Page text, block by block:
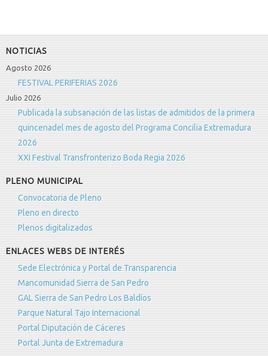
NOTICIAS
Agosto 2026
FESTIVAL PERIFERIAS 2026
Julio 2026
Publicada la subsanación de las listas de admitidos de la primera
quincenadel mes de agosto del Programa Concilia Extremadura
2026
XXI Festival Transfronterizo Boda Regia 2026
PLENO MUNICIPAL
Convocatoria de Pleno
Pleno en directo
Plenos digitalizados
ENLACES WEBS DE INTERÉS
Sede Electrónica y Portal de Transparencia
Mancomunidad Sierra de San Pedro
GAL Sierra de San Pedro Los Baldíos
Parque Natural Tajo Internacional
Portal Diputación de Cáceres
Portal Junta de Extremadura